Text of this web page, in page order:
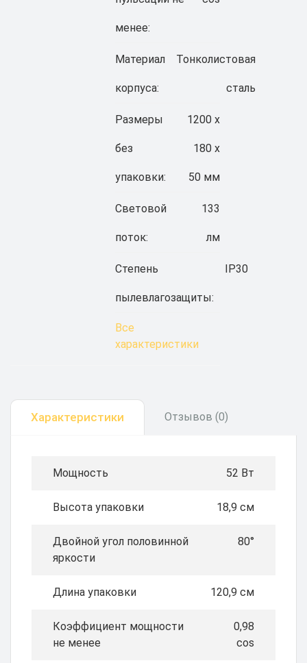
менее:
Материал
корпуса:
Тонколистовая
сталь
Размеры
без
упаковки:
1200 x
180 x
50 мм
Световой
поток:
133
лм
Степень
пылевлагозащиты:
IP30
Все
характеристики
Характеристики Отзывов (0)
Мощность 52 Вт
Высота упаковки 18,9 см
Двойной угол половинной
яркости
80°
Длина упаковки 120,9 см
Коэффициент мощности
не менее
0,98
cos